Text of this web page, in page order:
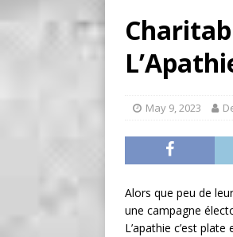
May 9, 2023
Alors que peu de
une campagne
L’apathie c’est